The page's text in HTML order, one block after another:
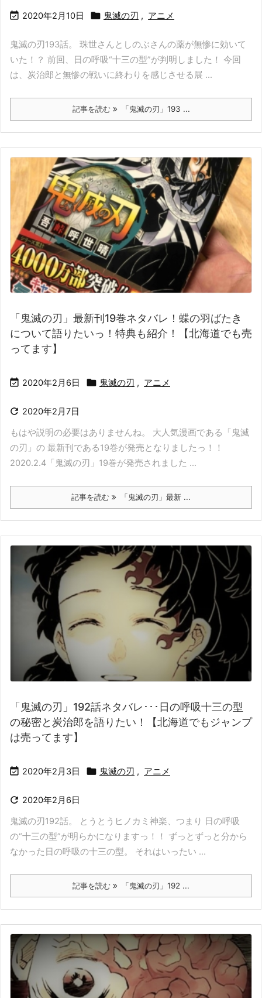
 2020年2月10日  鬼滅の刃 , アニメ
鬼滅の刃193話。 珠世さんとしのぶさんの薬が無惨に効いて
いた！？ 前回、日の呼吸“十三の型”が判明しました！ 今回
は、炭治郎と無惨の戦いに終わりを感じさせる展 ...
記事を読む 「鬼滅の刃」193 ...
「鬼滅の刃」最新刊19巻ネタバレ！蝶の羽ばたき
について語りたいっ！特典も紹介！【北海道でも売
ってます】
 2020年2月6日  鬼滅の刃 , アニメ
 2020年2月7日
もはや説明の必要はありませんね。 大人気漫画である「鬼滅
の刃」の 最新刊である19巻が発売となりましたっ！！
2020.2.4「鬼滅の刃」19巻が発売されました ...
記事を読む 「鬼滅の刃」最新 ...
「鬼滅の刃」192話ネタバレ･･･日の呼吸十三の型
の秘密と炭治郎を語りたい！【北海道でもジャンプ
は売ってます】
 2020年2月3日  鬼滅の刃 , アニメ
 2020年2月6日
鬼滅の刃192話。 とうとうヒノカミ神楽、つまり 日の呼吸
の“十三の型”が明らかになりますっ！！ ずっとずっと分から
なかった日の呼吸の十三の型。 それはいったい ...
記事を読む 「鬼滅の刃」192 ...